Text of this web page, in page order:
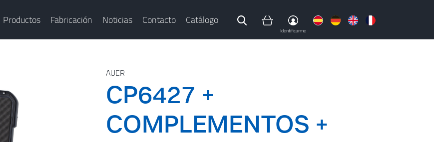
Productos Fabricación Noticias Contacto Catálogo
Identificarme
AUER
CP6427 +
COMPLEMENTOS +